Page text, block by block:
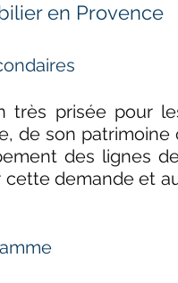
en Provence
très prisée pour
de son
des lignes
cette demande et